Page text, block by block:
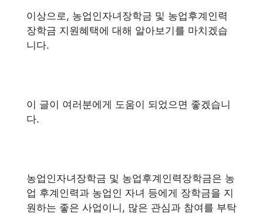
이상으로, 농업인자녀장학금 및 농업후계인력
장학금 지원혜택에 대해 알아보기를 마치겠습
니다.
이 글이 여러분에게 도움이 되었으면 좋겠습니
다.
농업인자녀장학금 및 농업후계인력장학금은 농
업 후계인력과 농업인 자녀 등에게 장학금을 지
원하는 좋은 사업이니, 많은 관심과 참여를 부탁